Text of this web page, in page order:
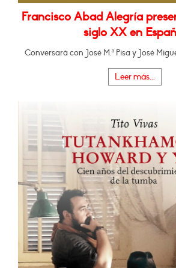
Francisco Abad Alegría
siglo XX en
Conversará con José M.ª Pisa y José
Leer más...